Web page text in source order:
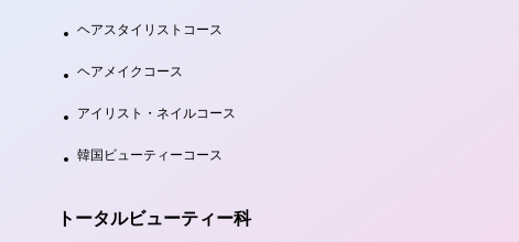
ヘアスタイリストコース
ヘアメイクコース
アイリスト・ネイルコース
韓国ビューティーコース
トータルビューティー科